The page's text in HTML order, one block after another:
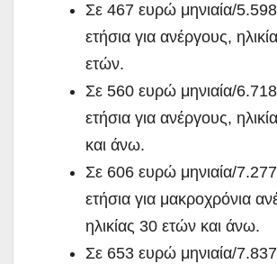
Σε 467 ευρώ μηνιαία/
ετήσια για ανέργους,
ετών.
Σε 560 ευρώ μηνιαία/
ετήσια για ανέργους,
και άνω.
Σε 606 ευρώ μηνιαία/
ετήσια για μακροχρόνια
ηλικίας 30 ετών και άνω.
Σε 653 ευρώ μηνιαία/